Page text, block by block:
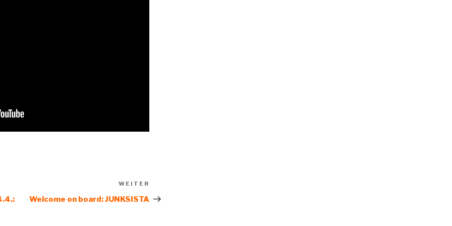
Beitrag
WEITER
Welcome on board: JUNKSISTA